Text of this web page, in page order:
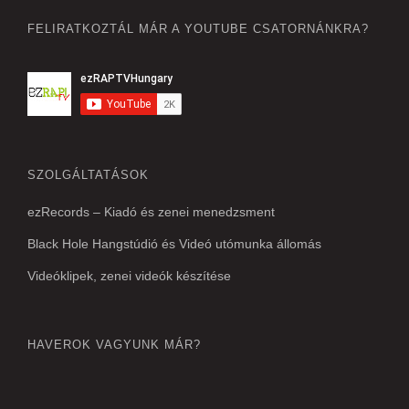
FELIRATKOZTÁL MÁR A YOUTUBE CSATORNÁNKRA?
SZOLGÁLTATÁSOK
ezRecords – Kiadó és zenei menedzsment
Black Hole Hangstúdió és Videó utómunka állomás
Videóklipek, zenei videók készítése
HAVEROK VAGYUNK MÁR?